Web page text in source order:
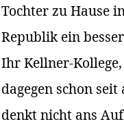
Tochter zu Hause
Republik ein
Ihr Kellner-
dagegen schon
denkt nicht ans